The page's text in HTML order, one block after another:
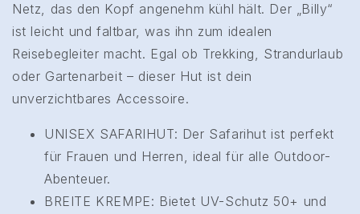
Netz, das den Kopf angenehm kühl hält. Der „Billy“
ist leicht und faltbar, was ihn zum idealen
Reisebegleiter macht. Egal ob Trekking, Strandurlaub
oder Gartenarbeit – dieser Hut ist dein
unverzichtbares Accessoire.
UNISEX SAFARIHUT: Der Safarihut ist perfekt
für Frauen und Herren, ideal für alle Outdoor-
Abenteuer.
BREITE KREMPE: Bietet UV-Schutz 50+ und